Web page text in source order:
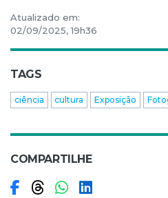
Atualizado em:
02/09/2025, 19h36
TAGS
ciência cultura Exposição
COMPARTILHE
Compartilhar no
Compartilhar no